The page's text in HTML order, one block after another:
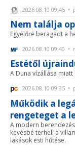
2026.08.10 09:45
Nem találja
Egyelőre beragadt a
2026.08.10 09:40 •
Estétől
A Duna vízállása
2026.08.10 09:35
Működik a
rengeteget a
A modern
kevésbé terheli a
lakások esti hűtése.